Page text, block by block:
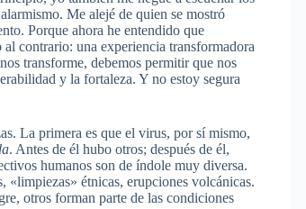
Me alejé de quien se mostró
Porque ahora he entendido que
contrario: una experiencia transformadora
transforme, debemos permitir que nos
y la fortaleza. Y no estoy segura
La primera es que el virus, por sí mismo,
. Antes de él hubo otros; después de él,
humanos son de índole muy diversa.
«limpiezas» étnicas, erupciones volcánicas.
otros forman parte de las condiciones